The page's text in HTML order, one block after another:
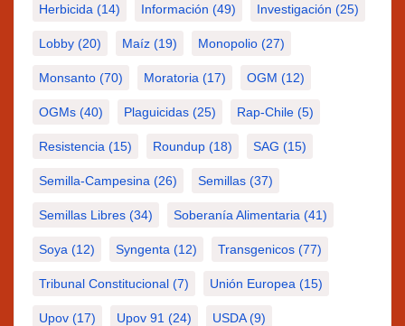
Herbicida (14) Información (49) Investigación (25)
Lobby (20) Maíz (19) Monopolio (27)
Monsanto (70) Moratoria (17) OGM (12)
OGMs (40) Plaguicidas (25) Rap-Chile (5)
Resistencia (15) Roundup (18) SAG (15)
Semilla-Campesina (26) Semillas (37)
Semillas Libres (34) Soberanía Alimentaria (41)
Soya (12) Syngenta (12) Transgenicos (77)
Tribunal Constitucional (7) Unión Europea (15)
Upov (17) Upov 91 (24) USDA(9)